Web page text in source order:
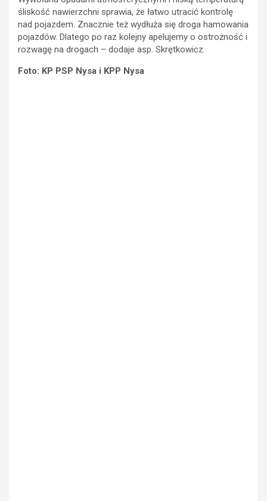
śliskość nawierzchni sprawia, że łatwo utracić kontrolę
nad pojazdem. Znacznie też wydłuża się droga hamowania
pojazdów. Dlatego po raz kolejny apelujemy o ostrożność i
rozwagę na drogach – dodaje asp. Skrętkowicz.
Foto: KP PSP Nysa i KPP Nysa